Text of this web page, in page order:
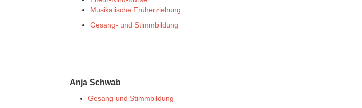
Musikalische Früherziehung
Gesang- und Stimmbildung
Anja Schwab
Gesang und Stimmbildung